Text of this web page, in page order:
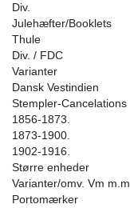
Div.
Julehæfter/Booklets
Thule
Div. / FDC
Varianter
Dansk Vestindien
Stempler-Cancelations
1856-1873.
1873-1900.
1902-1916.
Større enheder
Varianter/omv. Vm m.m.
Portomærker